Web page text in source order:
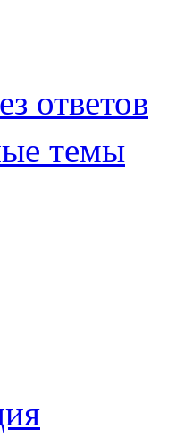
ответов
темы